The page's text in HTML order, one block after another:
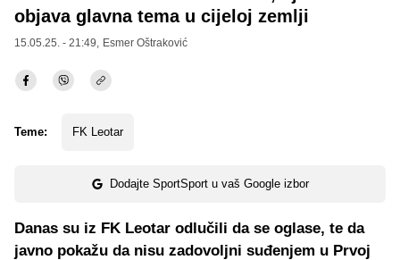
objava glavna tema u cijeloj zemlji
15.05.25. - 21:49, Esmer Oštraković
Teme: FK Leotar
Dodajte SportSport u vaš Google izbor
Danas su iz FK Leotar odlučili da se oglase, te da
javno pokažu da nisu zadovoljni suđenjem u Prvoj